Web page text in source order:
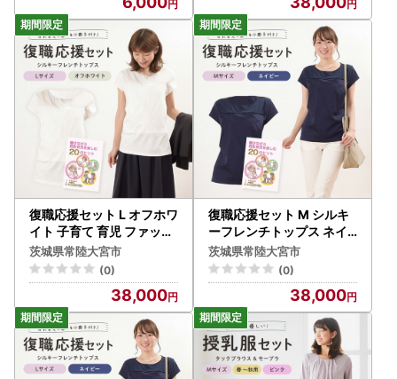
復職応援セット L オフホワ
イト 子育て 育児 ファッシ
ョン 【マタニティ】【ho
0911】
茨城県常陸大宮市
(0)
38,000
復職応援セット M シルキ
ーフレンチトップス ネイ
ビー 子育て 育児 ファッシ
ョン 【マタニティ】【ho
0912】
茨城県常陸大宮市
(0)
38,000